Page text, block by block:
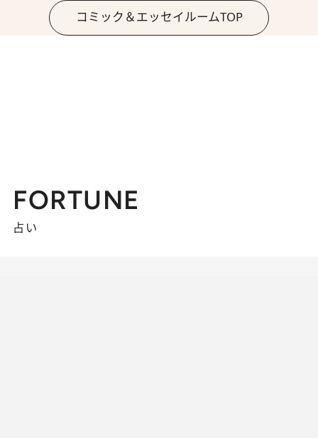
コミック＆エッセイルームTOP
FORTUNE
占い